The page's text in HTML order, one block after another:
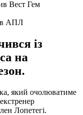
в АПЛ
із
на
який очолюватиме
Лопетегі.